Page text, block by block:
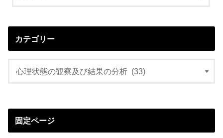
カテゴリー
固定ページ